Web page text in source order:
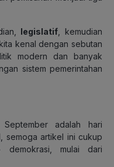
legislatif , kemudian
kenal dengan sebutan
modern dan banyak
sistem pemerintahan
adalah hari
semoga artikel ini cukup
demokrasi, mulai dari